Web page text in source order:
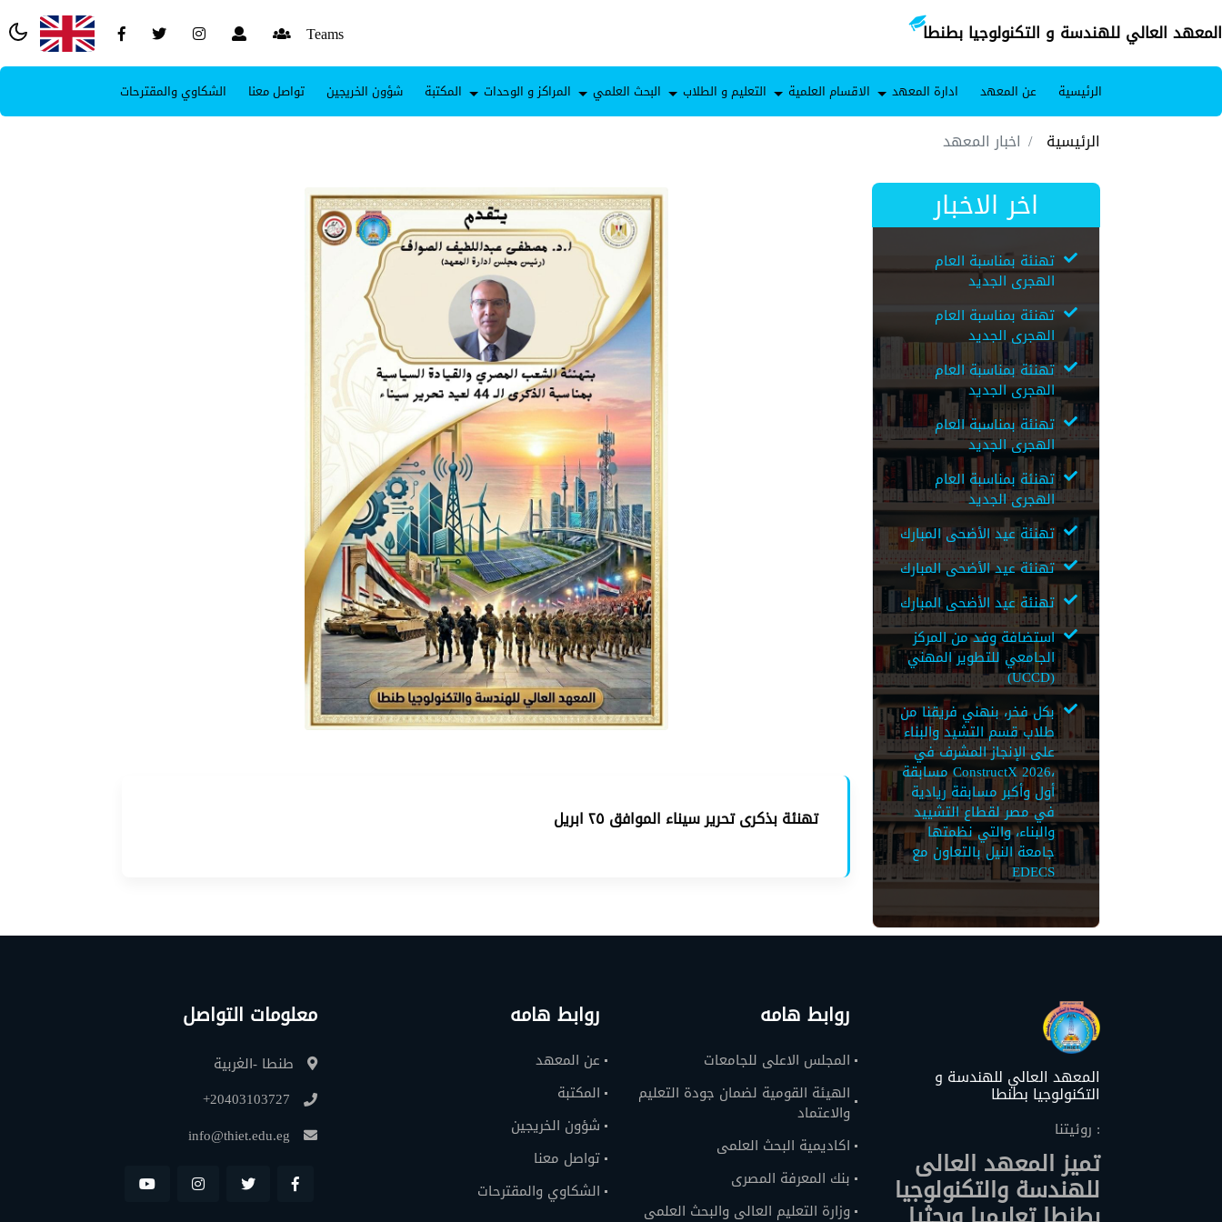
المعهد العالي للهندسة و التكنولوجيا بطنطا Teams
الرئيسية عن المعهد ادارة المعهد الاقسام العلمية التعليم و الطلاب البحث العلمي المراكز و الوحدات المكتبة شؤون الخريجين تواصل معنا الشكاوي والمقترحات
الرئيسية اخبار المعهد
اخر الاخبار
تهنئة بمناسبة العام
الهجرى الجديد
تهنئة بمناسبة العام
الهجرى الجديد
تهنئة بمناسبة العام
الهجرى الجديد
تهنئة بمناسبة العام
الهجرى الجديد
تهنئة بمناسبة العام
الهجرى الجديد
تهنئة عيد الأضحى المبارك
تهنئة عيد الأضحى المبارك
تهنئة عيد الأضحى المبارك
استضافة وفد من المركز
الجامعي للتطوير المهني
(UCCD)
بكل فخر، بنهني فريقنا من
طلاب قسم التشيد والبناء
على الإنجاز المشرف في
مسابقة ConstructX 2026،
أول وأكبر مسابقة ريادية
في مصر لقطاع التشييد
والبناء، والتي نظمتها
جامعة النيل بالتعاون مع
EDECS
تهنئة بذكرى تحرير سيناء الموافق ٢٥ ابريل
المعهد العالي للهندسة و
التكنولوجيا بطنطا
روئيتنا :
للهندسة والتكنولوجيا
روابط هامه
المجلس الاعلى للجامعات
الهيئة القومية لضمان جودة التعليم
والاعتماد
اكاديمية البحث العلمى
بنك المعرفة المصرى
وزارة التعليم العالى والبحث العلمى
روابط هامه
عن المعهد
المكتبة
شؤون الخريجين
تواصل معنا
الشكاوي والمقترحات
معلومات التواصل
+20403103727
info@thiet.edu.eg